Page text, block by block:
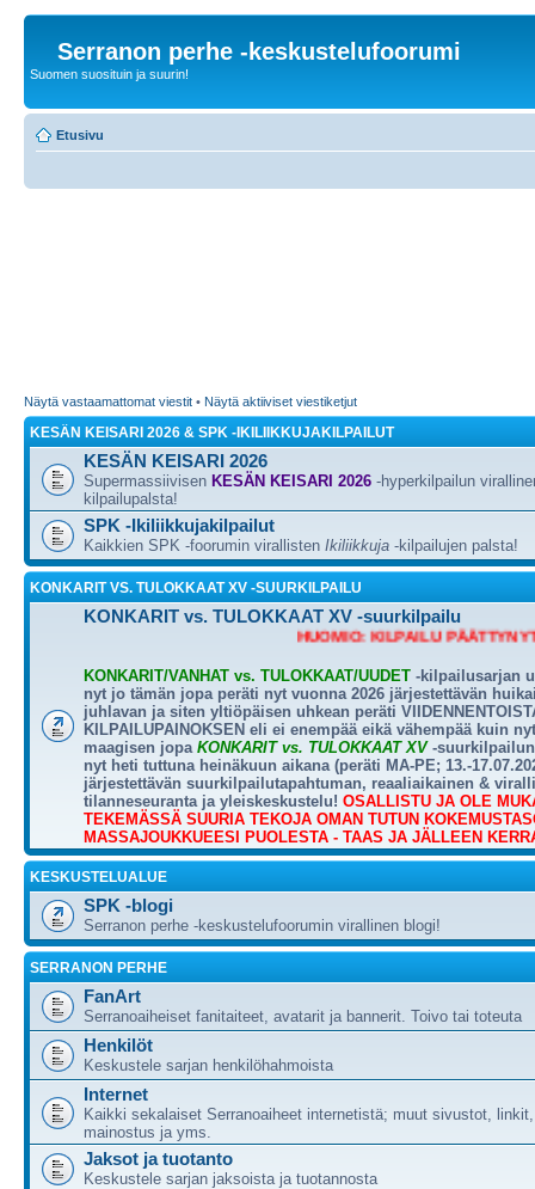
Serranon perhe -keskustelufoorumi
Suomen suosituin ja suurin!
Etusivu
Näytä vastaamattomat viestit • Näytä aktiiviset viestiketjut
KESÄN KEISARI 2026 & SPK -IKILIIKKUJAKILPAILUT
KESÄN KEISARI 2026
Supermassiivisen KESÄN KEISARI 2026 -hyperkilpailun
kilpailupalsta!
SPK -Ikiliikkujakilpailut
Kaikkien SPK -foorumin virallisten Ikiliikkuja -kilpailujen palsta!
KONKARIT VS. TULOKKAAT XV -SUURKILPAILU
KONKARIT vs. TULOKKAAT XV -suurkilpailu
HUOMIO: KILPAILU PÄÄTTYNYT -
KONKARIT/VANHAT vs. TULOKKAAT/UUDET -kilpailusarjan
nyt jo tämän jopa peräti nyt vuonna 2026 järjestettävän
juhlavan ja siten yltiöpäisen uhkean peräti
KILPAILUPAINOKSEN eli ei enempää eikä vähempää kuin
maagisen jopa KONKARIT vs. TULOKKAAT XV-
nyt heti tuttuna heinäkuun aikana (peräti MA-PE; 13.-
järjestettävän suurkilpailutapahtuman, reaaliaikainen &
tilanneseuranta ja yleiskeskustelu! OSALLISTU JA OLE
TEKEMÄSSÄ SUURIA TEKOJA OMAN TUTUN
MASSAJOUKKUEESI PUOLESTA - TAAS JA JÄLLEEN
KESKUSTELUALUE
SPK -blogi
Serranon perhe -keskustelufoorumin virallinen blogi!
SERRANON PERHE
FanArt
Serranoaiheiset fanitaiteet, avatarit ja bannerit. Toivo tai toteuta
Henkilöt
Keskustele sarjan henkilöhahmoista
Internet
Kaikki sekalaiset Serranoaiheet internetistä; muut sivustot,
mainostus ja yms.
Jaksot ja tuotanto
Keskustele sarjan jaksoista ja tuotannosta